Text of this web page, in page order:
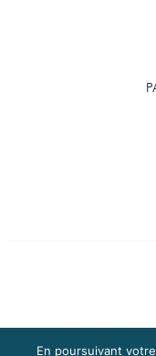
En poursuivant